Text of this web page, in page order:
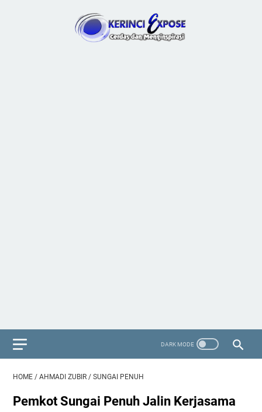
HOME / AHMADI ZUBIR / SUNGAI PENUH
Pemkot Sungai Penuh Jalin Kerjasama